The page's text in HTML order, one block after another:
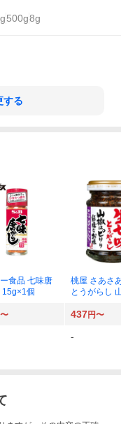
500g8g
する
食品 七味唐
15g×1個
桃屋 さあさ
とうがらし
1個
437円〜
-